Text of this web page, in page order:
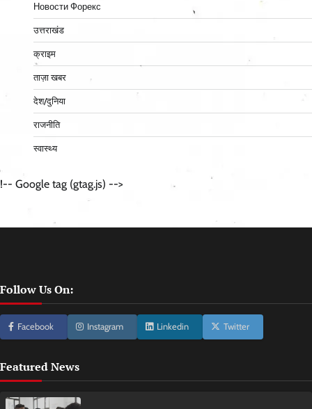
Новости Форекс
उत्तराखंड
क्राइम
ताज़ा खबर
देश/दुनिया
राजनीति
स्वास्थ्य
!-- Google tag (gtag.js) -->
Follow Us On:
Facebook Instagram Linkedin Twitter
Featured News